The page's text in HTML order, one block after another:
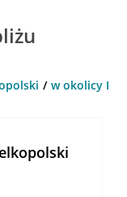
w okolicy